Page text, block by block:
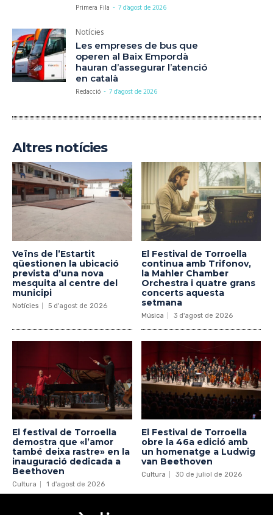
Primera Fila - 7 d'agost de 2026
Notícies
Les empreses de bus que
operen al Baix Empordà
hauran d’assegurar l’atenció
en català
Redacció - 7 d'agost de 2026
Altres notícies
Veïns de l’Estartit
qüestionen la ubicació
prevista d’una nova
mesquita al centre del
municipi
Notícies 5 d'agost de 2026
El Festival de Torroella
continua amb Trifonov,
la Mahler Chamber
Orchestra i quatre grans
concerts aquesta
setmana
Música 3 d'agost de 2026
El festival de Torroella
demostra que «l’amor
també deixa rastre» en la
inauguració dedicada a
Beethoven
Cultura 1 d'agost de 2026
El Festival de Torroella
obre la 46a edició amb
un homenatge a Ludwig
van Beethoven
Cultura 30 de juliol de 2026